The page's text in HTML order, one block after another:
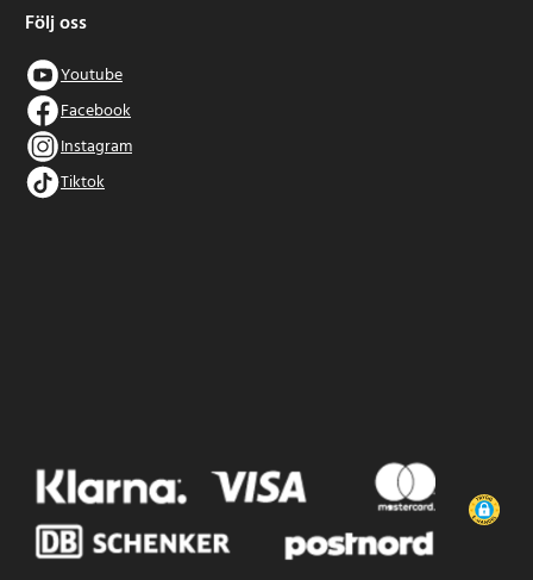
Följ oss
Youtube
Facebook
Instagram
Tiktok